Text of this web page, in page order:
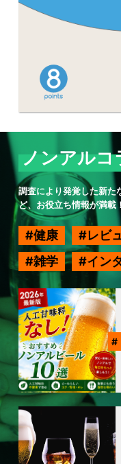
ノンアルコ
調査により発覚した新た
ど、お役立ち情報が満載！
健康 レビ
雑学
イン